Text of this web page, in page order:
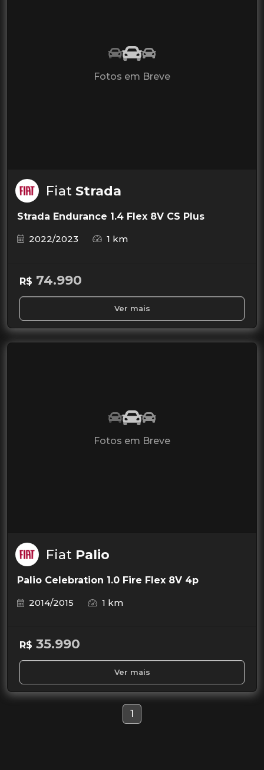
Fotos em Breve
Fiat Strada
Strada Endurance 1.4 Flex 8V CS Plus
2022/2023
1 km
R$ 74.990
Ver mais
Fotos em Breve
Fiat Palio
Palio Celebration 1.0 Fire Flex 8V 4p
2014/2015
1 km
R$ 35.990
Ver mais
1